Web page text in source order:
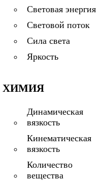
Световая энергия
Световой поток
Сила света
Яркость
ХИМИЯ
Динамическая
вязкость
Кинематическая
вязкость
Количество
вещества